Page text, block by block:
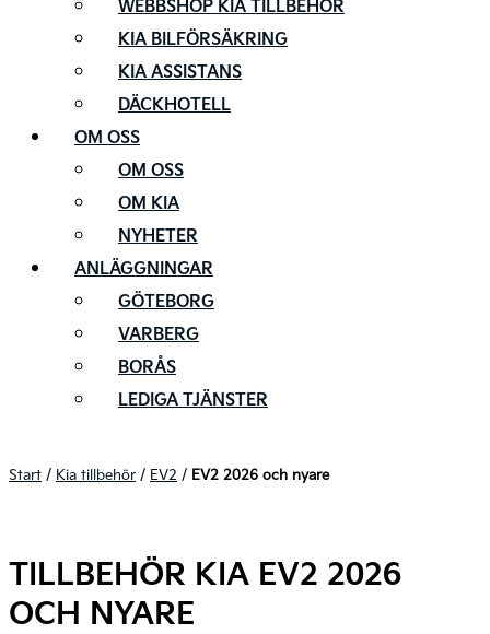
WEBBSHOP KIA TILLBEHÖR
KIA BILFÖRSÄKRING
KIA ASSISTANS
DÄCKHOTELL
OM OSS
OM OSS
OM KIA
NYHETER
ANLÄGGNINGAR
GÖTEBORG
VARBERG
BORÅS
LEDIGA TJÄNSTER
Start / Kia tillbehör / EV2 / EV2 2026 och nyare
TILLBEHÖR KIA EV2 2026
OCH NYARE